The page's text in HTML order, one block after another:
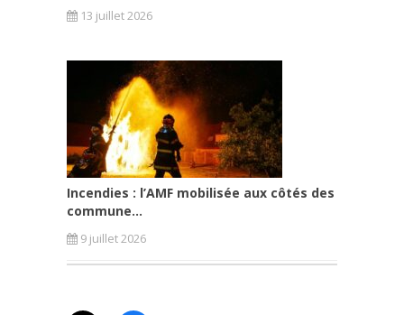
13 juillet 2026
Incendies : l’AMF mobilisée aux côtés des
commune...
9 juillet 2026